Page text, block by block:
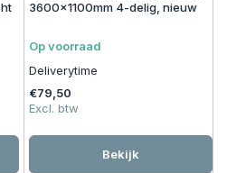
3600x1100mm 4-delig, nieuw
Op voorraad
Deliverytime
€79,50
Excl. btw
Bekijk